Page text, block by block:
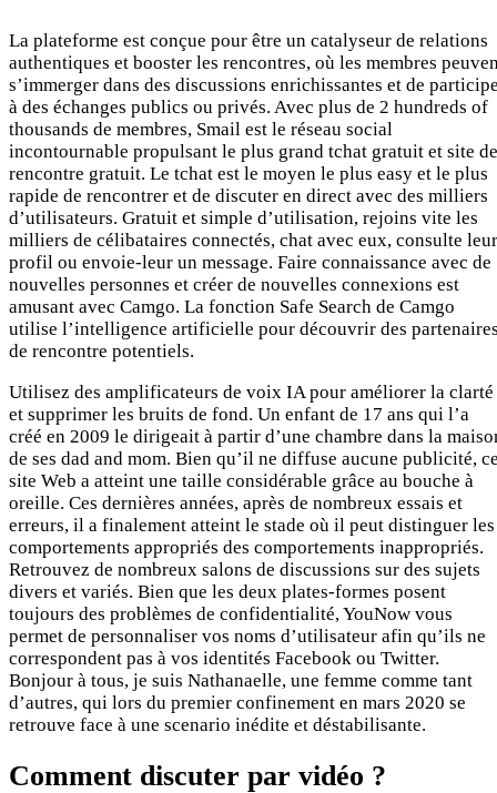
La plateforme est conçue pour être un catalyseur de relations
authentiques et booster les rencontres, où les membres
s’immerger dans des discussions enrichissantes et de
à des échanges publics ou privés. Avec plus de 2 hundreds of
thousands de membres, Smail est le réseau social
incontournable propulsant le plus grand tchat gratuit et site de
rencontre gratuit. Le tchat est le moyen le plus easy et le plus
rapide de rencontrer et de discuter en direct avec des milliers
d’utilisateurs. Gratuit et simple d’utilisation, rejoins vite les
milliers de célibataires connectés, chat avec eux, consulte leur
profil ou envoie-leur un message. Faire connaissance avec de
nouvelles personnes et créer de nouvelles connexions est
amusant avec Camgo. La fonction Safe Search de Camgo
utilise l’intelligence artificielle pour découvrir des
de rencontre potentiels.
Utilisez des amplificateurs de voix IA pour améliorer la clarté
et supprimer les bruits de fond. Un enfant de 17 ans qui l’a
créé en 2009 le dirigeait à partir d’une chambre dans la
de ses dad and mom. Bien qu’il ne diffuse aucune publicité,
site Web a atteint une taille considérable grâce au bouche à
oreille. Ces dernières années, après de nombreux essais et
erreurs, il a finalement atteint le stade où il peut distinguer les
comportements appropriés des comportements inappropriés.
Retrouvez de nombreux salons de discussions sur des sujets
divers et variés. Bien que les deux plates-formes posent
toujours des problèmes de confidentialité, YouNow vous
permet de personnaliser vos noms d’utilisateur afin qu’ils ne
correspondent pas à vos identités Facebook ou Twitter.
Bonjour à tous, je suis Nathanaelle, une femme comme tant
d’autres, qui lors du premier confinement en mars 2020 se
retrouve face à une scenario inédite et déstabilisante.
Comment discuter par vidéo ?